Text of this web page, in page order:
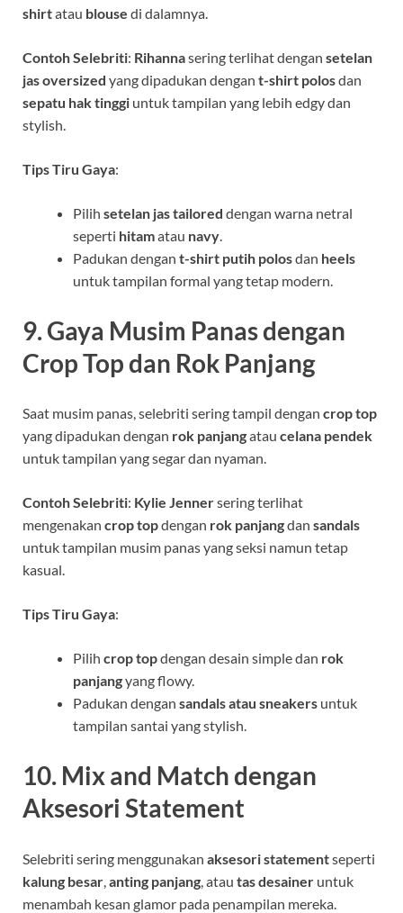
shirtatau blouse di dalamnya.
Contoh Selebriti: Rihannasering terlihat dengan setelan
jas oversized yang dipadukan dengan t-shirt polosdan
sepatu hak tinggi untuk tampilan yang lebih edgy dan
stylish.
Tips Tiru Gaya:
Pilih setelan jas tailored dengan warna netral
seperti hitamatau navy
Padukan dengan t-shirt putih polosdan heels
untuk tampilan formal yang tetap modern.
9.Gaya Musim Panas dengan
Crop Top dan Rok Panjang
Saat musim panas, selebriti sering tampil dengan crop top
yang dipadukan dengan rok panjangatau celana pendek
untuk tampilan yang segar dan nyaman.
Contoh Selebriti: Kylie Jennersering terlihat
mengenakan crop topdengan rok panjangdan sandals
untuk tampilan musim panas yang seksi namun tetap
kasual.
Tips Tiru Gaya:
Pilih crop topdengan desain simple dan rok
panjangyang flowy.
Padukan dengan sandals atau sneakers untuk
tampilan santai yang stylish.
10. Mix and Match dengan
Aksesori Statement
Selebriti sering menggunakan aksesori statementseperti
kalung besar anting panjang , atau tas desainer untuk
menambah kesan glamor pada penampilan mereka.